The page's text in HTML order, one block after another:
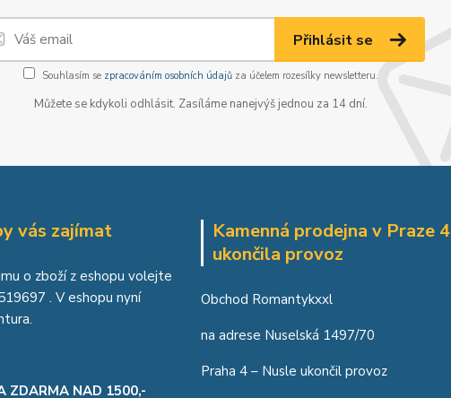
Přihlásit se
Souhlasím se zpracováním osobních údajů za účelem rozesílky newsletteru.
Můžete se kdykoli odhlásit. Zasíláme nanejvýš jednou za 14 dní.
vás zajímat
o zboží z eshopu volejte
. V eshopu nyní
ZDARMA NAD 1500,-
Kamenná prodejna v Praze 4
ukončila provoz
Obchod Romantykxxl
na adrese Nuselská 1497/70
Praha 4 – Nusle ukončil provoz